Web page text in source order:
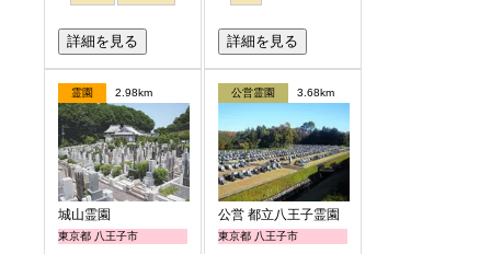
詳細を見る 詳細を見る
霊園 2.98km
城山霊園
東京都 八王子市
公営霊園 3.68km
公営 都立八王子霊園
東京都 八王子市